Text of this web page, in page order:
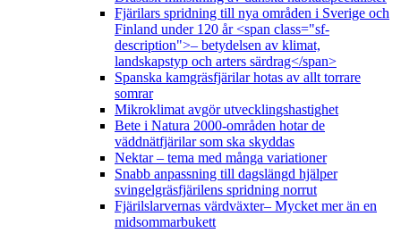
Fjärilars spridning till nya områden i Sverige och
Finland under 120 år <span class="sf-
description">– betydelsen av klimat,
landskapstyp och arters särdrag</span>
Spanska kamgräsfjärilar hotas av allt torrare
somrar
Mikroklimat avgör utvecklingshastighet
Bete i Natura 2000-områden hotar de
väddnätfjärilar som ska skyddas
Nektar – tema med många variationer
Snabb anpassning till dagslängd hjälper
svingelgräsfjärilens spridning norrut
Fjärilslarvernas värdväxter– Mycket mer än en
midsommarbukett